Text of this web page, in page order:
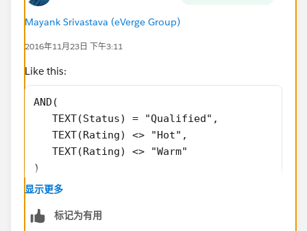
Mayank Srivastava (eVerge Group)
2016年11月23日 下午3:11
Like this:
AND(
TEXT(Status) = "Qualified",
TEXT(Rating) <> "Hot",
   TEXT(Rating) <> "Warm"
)
显示更多
标记为有用